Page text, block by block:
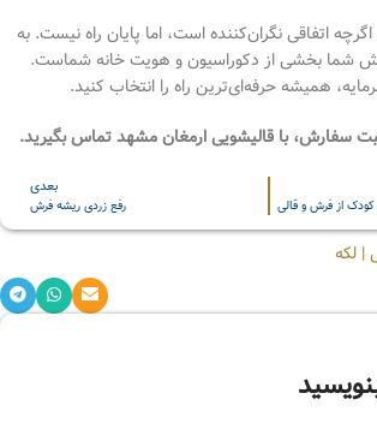
اتفاقی نگران‌کننده است، اما پایان راه نیست. به
شما بخشی از دکوراسیون و هویت خانه شماست.
همیشه حرفه‌ای‌ترین راه را انتخاب کنید.
سفارش، با قالیشویی ارمغان مشهد تماس بگیرید.
از فرش و قالی
بعدی
رفع زردی ریشه فرش
| لکه